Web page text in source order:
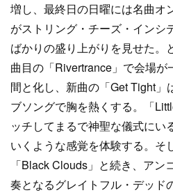
増し、最終日の日曜には名曲オ
がストリング・チーズ・インシ
ばかりの盛り上がりを見せた。
曲目の「Rivertrance」で会場
間と化し、新曲の「Get Tight」
ブソングで胸を熱くする。「
ッチしてまるで神聖な儀式にい
いくような感覚を体験する。そ
「Black Clouds」と続き、ア
奏となるグレイトフル・デッド